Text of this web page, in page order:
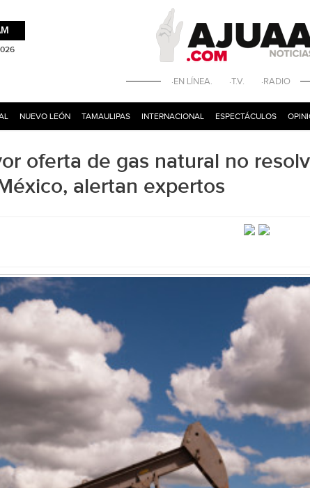
·EN LÍNEA. ·T.V. ·RADIO
NUEVO LEÓN TAMAULIPAS INTERNACIONAL ESPECTÁCULOS
oferta de gas natural no
alertan expertos